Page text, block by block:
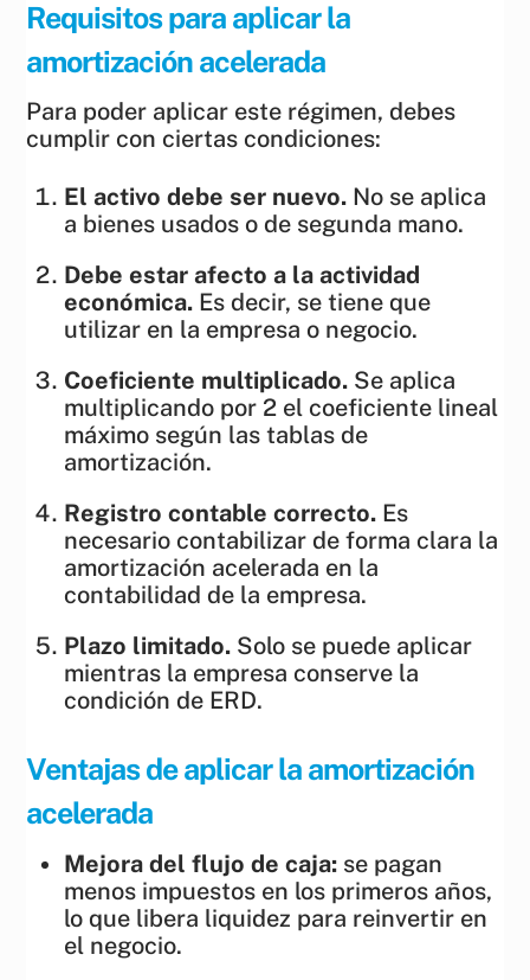
Requisitos para aplicar la
amortización acelerada
Para poder aplicar este régimen, debes
cumplir con ciertas condiciones:
El activo debe ser nuevo. No se aplica
a bienes usados o de segunda mano.
Debe estar afecto a la actividad
económica. Es decir, se tiene que
utilizar en la empresa o negocio.
Coeficiente multiplicado. Se aplica
multiplicando por 2 el coeficiente lineal
máximo según las tablas de
amortización.
Registro contable correcto. Es
necesario contabilizar de forma clara la
amortización acelerada en la
contabilidad de la empresa.
Plazo limitado. Solo se puede aplicar
mientras la empresa conserve la
condición de ERD.
Ventajas de aplicar la amortización
acelerada
Mejora del flujo de caja: se pagan
menos impuestos en los primeros años,
lo que libera liquidez para reinvertir en
el negocio.